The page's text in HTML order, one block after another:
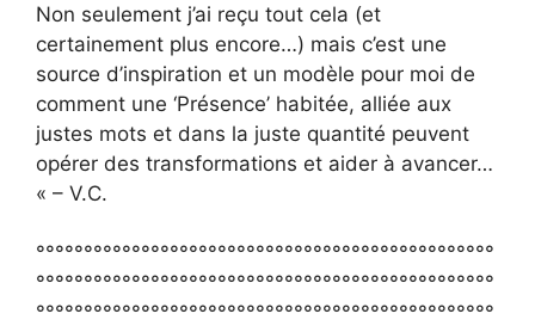
Non seulement j’ai reçu tout cela (et
certainement plus encore…) mais c’est une
source d’inspiration et un modèle pour moi de
comment une ‘Présence’ habitée, alliée aux
justes mots et dans la juste quantité peuvent
opérer des transformations et aider à avancer…
« – V.C.
°°°°°°°°°°°°°°°°°°°°°°°°°°°°°°°°°°°°°°°°°°°°°°°°
°°°°°°°°°°°°°°°°°°°°°°°°°°°°°°°°°°°°°°°°°°°°°°°°
°°°°°°°°°°°°°°°°°°°°°°°°°°°°°°°°°°°°°°°°°°°°°°°°